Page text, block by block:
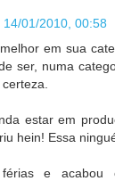
14/01/2010, 00:58
em sua
ser, numa
estar em
hein! Essa
e acabou